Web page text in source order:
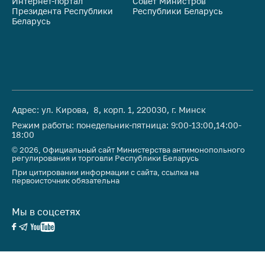
Важное на сайте
Сообщить о росте
средства, изделия
назначения и
медицинскую
технику
Решение Комиссии
по установлению
факта нарушения
нарушения
антимонопольного
законодательства
Предостережения и
Президента Республики
Беларусь
Республики Беларусь
Адрес: ул. Кирова, 8, корп. 1, 220030, г. Минск
Режим работы: понедельник-пятница: 9:00-13:00,14:00-
18:00
© 2026, Официальный сайт Министерства антимонопольного
регулирования и торговли Республики Беларусь
При цитировании информации с сайта, ссылка на
первоисточник обязательна
Мы в соцсетях